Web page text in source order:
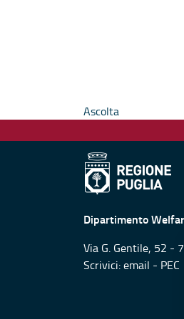
Ascolta
Dipartimento
Via G. Gentile, 52 -
Scrivici:email - PEC